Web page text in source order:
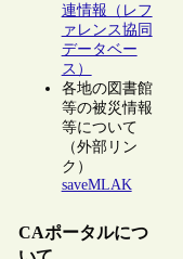
連情報（レフ
ァレンス協同
データベー
ス）
各地の図書館
等の被災情報
等について
（外部リン
ク）
saveMLAK
CAポータルにつ